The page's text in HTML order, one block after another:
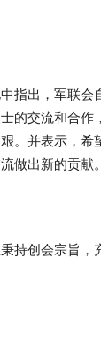
指出，军联
的交流和合
。并表示，
做出新的贡献。
持创会宗旨